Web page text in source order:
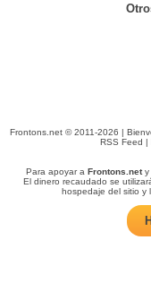
Frontons.net © 2011-2026 |
RSS Feed |
Para apoyar a Frontons.nety
El dinero recaudado se
hospedaje del sitio y